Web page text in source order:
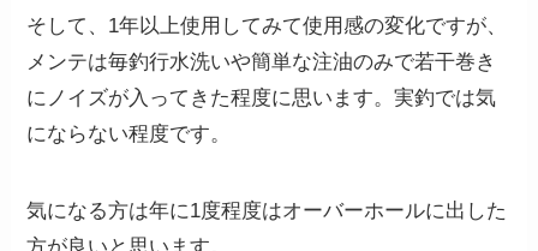
そして、1年以上使用してみて使用感の変化ですが、
メンテは毎釣行水洗いや簡単な注油のみで若干巻き
にノイズが入ってきた程度に思います。実釣では気
にならない程度です。
気になる方は年に1度程度はオーバーホールに出した